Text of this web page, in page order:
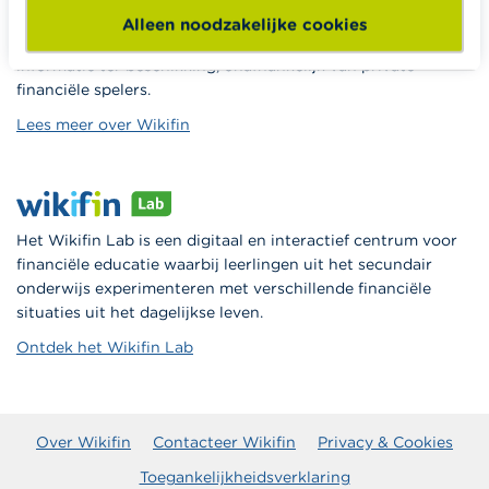
Alleen noodzakelijke cookies
Wikifin.be is een portaalsite die je helpt bij je financiële
informatie ter beschikking, onafhankelijk van private
financiële spelers.
Lees meer over Wikifin
Het Wikifin Lab is een digitaal en interactief centrum voor
financiële educatie waarbij leerlingen uit het secundair
onderwijs experimenteren met verschillende financiële
situaties uit het dagelijkse leven.
Ontdek het Wikifin Lab
Over Wikifin Contacteer Wikifin
Privacy & Cookies
Toegankelijkheidsverklaring